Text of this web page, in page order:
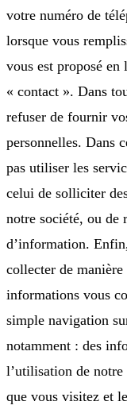
votre numéro de
lorsque vous
vous est proposé
« contact ». Dans
refuser de fournir
personnelles. Dans
pas utiliser les
celui de solliciter
notre société, ou de
d’information.
collecter de
informations vous
simple navigation
notamment : des
l’utilisation de notre
que vous visitez et